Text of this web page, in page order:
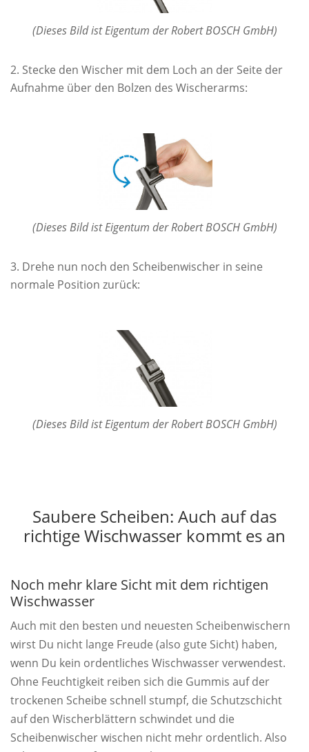
(Dieses Bild ist Eigentum der Robert BOSCH GmbH)
Stecke den Wischer mit dem Loch an der Seite der
Aufnahme über den Bolzen des Wischerarms:
(Dieses Bild ist Eigentum der Robert BOSCH GmbH)
Drehe nun noch den Scheibenwischer in seine
normale Position zurück:
(Dieses Bild ist Eigentum der Robert BOSCH GmbH)
Saubere Scheiben: Auch auf das
richtige Wischwasser kommt es an
Noch mehr klare Sicht mit dem richtigen
Wischwasser
Auch mit den besten und neuesten Scheibenwischern
wirst Du nicht lange Freude (also gute Sicht) haben,
wenn Du kein ordentliches Wischwasser verwendest.
Ohne Feuchtigkeit reiben sich die Gummis auf der
trockenen Scheibe schnell stumpf, die Schutzschicht
auf den Wischerblättern schwindet und die
Scheibenwischer wischen nicht mehr ordentlich. Also